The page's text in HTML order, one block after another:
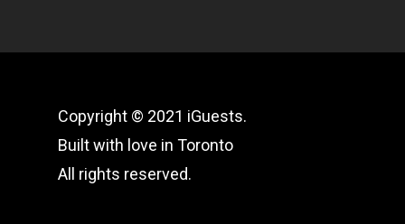
Copyright © 2021 iGuests.
Built with love in Toronto
All rights reserved.